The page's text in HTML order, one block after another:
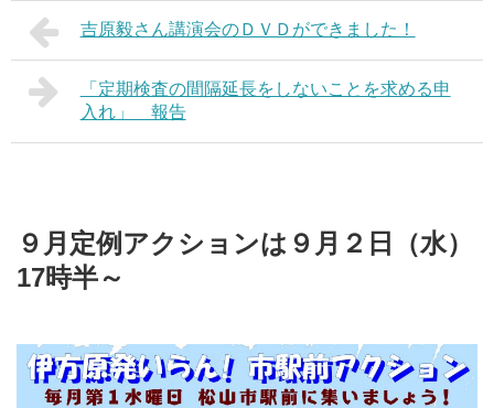
吉原毅さん講演会のＤＶＤができました！
「定期検査の間隔延長をしないことを求める申
入れ」 報告
９月定例アクションは９月２日（水）
17時半～